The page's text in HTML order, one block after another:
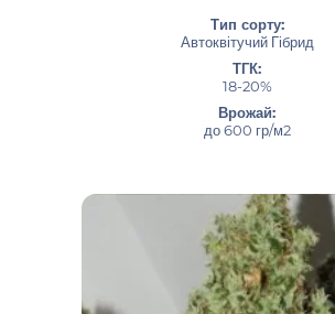
Тип сорту:
Автоквітучий Гібрид
ТГК:
18-20%
Врожай:
до 600 гр/м2